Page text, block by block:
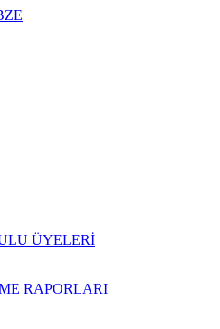
ÜYELERİ
RAPORLARI